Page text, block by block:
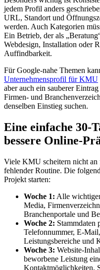
jedem Profil anders
URL, Standort und
werden. Auch Kategorien
Ein Betrieb, der als
Webdesign, Installation oder
Auffindbarkeit.
Für Google-nahe Themen
Unternehmensprofil für KMU
aber auch ein sauberer
Firmen- und
denselben Einstieg suchen.
Eine einfache 30-
bessere Online-
Viele KMU scheitern nicht an
fehlender Routine. Die
Projekt starten:
Woche 1: Alle
Media,
Branchenportale und
Woche 2: Stammdaten
Telefonnummer, E-
Leistungsbereiche und
Woche 3: Website-
beworbene Leistung
Kontaktmöglichkeiten,